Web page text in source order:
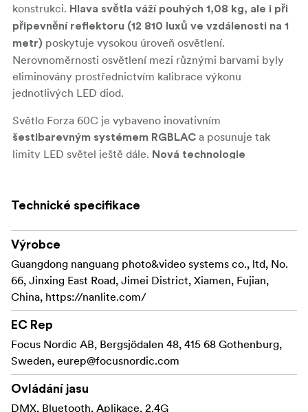
konstrukci. Hlava světla váží pouhých 1,08 kg, ale i při
připevnění reflektoru (12 810 luxů ve vzdálenosti na 1
metr) poskytuje vysokou úroveň osvětlení.
Nerovnoměrnosti osvětlení mezi různými barvami byly
eliminovány prostřednictvím kalibrace výkonu
jednotlivých LED diod.
Světlo Forza 60C je vybaveno inovativním
šestibarevným systémem RGBLAC a posunuje tak
limity LED světel ještě dále. Nová technologie
se tak základní problém neúplného barevného spektra a
světla, než jaké bylo možné pomocí světel RGBWW.
Světlo má při ostatním nastavení RGB/RGBW/RGBWW
vynikající výkon vykreslování barev s průměrnými
hodnotami
CRI/TLCI 96/95 a průměrnými hodnotami
95 a Rg 100 standardu TM-30
výborné rovnováhy mezi dokonalou věrností barev a ultra
širokým
rozsahem barevných teplot 1800–20000K
nastavením ±100 G/M. Pyšní se tak tím, že jde o první
světlo společnosti Nanlite s nejširším světelným
spektrem a barevným gamutem.
Technické specifikace
Výrobce
Guangdong nanguang photo&video systems co., ltd, No.
66, Jinxing East Road, Jimei District, Xiamen, Fujian,
China, https://nanlite.com/
EC Rep
Focus Nordic AB, Bergsjödalen 48, 415 68 Gothenburg,
Sweden, eurep@focusnordic.com
Ovládání jasu
DMX, Bluetooth, Aplikace, 2.4G